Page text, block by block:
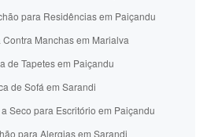
para Residências em Paiçandu
Contra Manchas em Marialva
de Tapetes em Paiçandu
de Sofá em Sarandi
Seco para Escritório em Paiçandu
para Alergias em Sarandi